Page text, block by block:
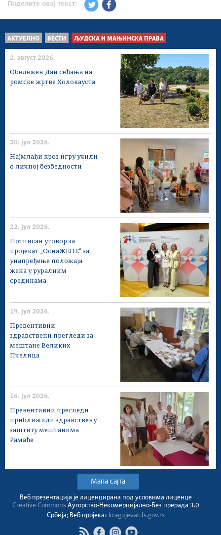
Поделите овај текст:
АКТУЕЛНО ВЕСТИ ЉУДСКА И МАЊИНСКА ПРАВА
2. август 2026.
Обележен Дан сећања на
ромске жртве Холокауста
30. јул 2026.
Најмлађи кроз игру учили
о личној безбедности
22. јул 2026.
Потписан уговор за
пројекат „ОснаЖЕНЕ“ за
унапређење положаја
жена у руралним
срединама
19. јул 2026.
Превентивни
здравствени прегледи за
мештане Великих
Пчелица
16. јул 2026.
Превентивни прегледи
приближили здравствену
заштиту мештанима
Рамаће
Мапа сајта
Веб презентација jе лиценциранa под условима лиценце
Creative CommonsАуторство-Некомерцијално-Без прерада 3.0
Србија; Веб пројекат kragujevac.ls.gov.rs